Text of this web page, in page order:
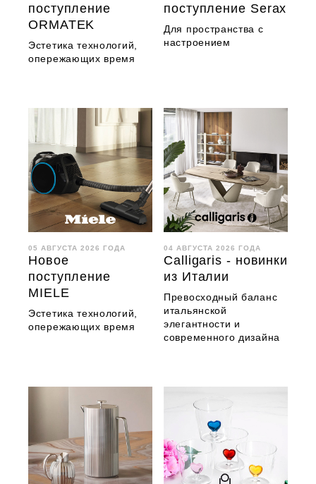
поступление
ORMATEK
Эстетика технологий,
опережающих время
поступление Serax
Для пространства с
настроением
05 АВГУСТА 2026 ГОДА
Новое
поступление
MIELE
Эстетика технологий,
опережающих время
04 АВГУСТА 2026 ГОДА
Calligaris - новинки
из Италии
Превосходный баланс
итальянской
элегантности и
современного дизайна